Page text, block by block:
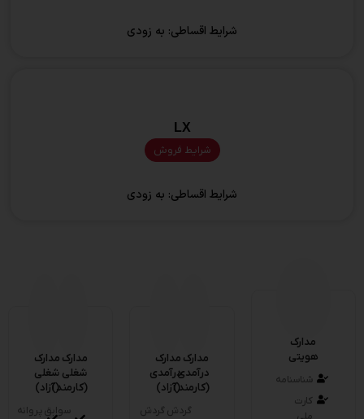
شرایط اقساطی: به زودی
LX
شرایط فروش
شرایط اقساطی: به زودی
مدارک
هویتی
شناسنامه
کارت
ملی
مدارک
درآمدی
(کارمند)
گردش
مدارک
درآمدی
(آزاد)
گردش
مدارک
شغلی
(کارمند)
سوابق
مدارک
شغلی
(آزاد)
پروانه